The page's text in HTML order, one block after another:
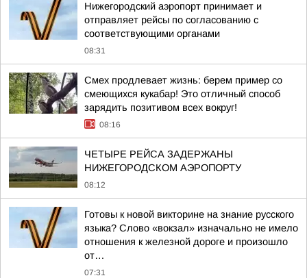
Нижегородский аэропорт принимает и
отправляет рейсы по согласованию с
соответствующими органами
08:31
Смех продлевает жизнь: берем пример со
смеющихся кукабар! Это отличный способ
зарядить позитивом всех вокруг!
08:16
ЧЕТЫРЕ РЕЙСА ЗАДЕРЖАНЫ
НИЖЕГОРОДСКОМ АЭРОПОРТУ
08:12
Готовы к новой викторине на знание русского
языка? Слово «вокзал» изначально не имело
отношения к железной дороге и произошло
от…
07:31